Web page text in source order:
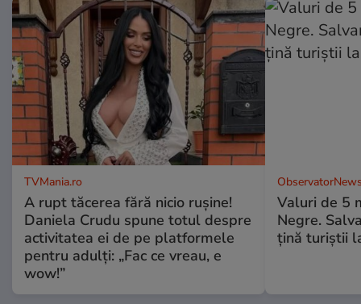
TVMania.ro
A rupt tăcerea fără nicio rușine!
Daniela Crudu spune totul despre
activitatea ei de pe platformele
pentru adulți: „Fac ce vreau, e
wow!”
Valuri de 5
Negre.
ţină turiştii